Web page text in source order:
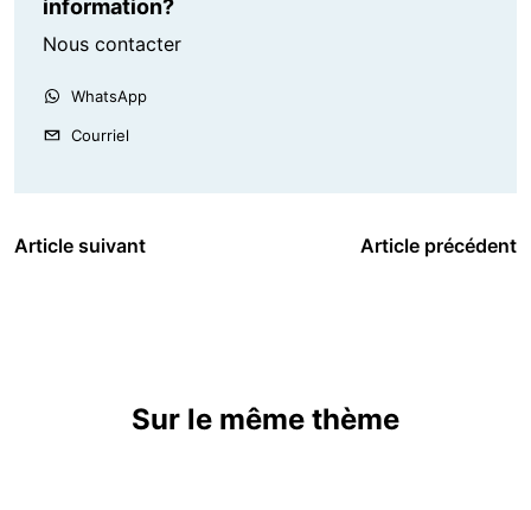
information?
Nous contacter
WhatsApp
Courriel
Article suivant Article précédent
Sur le même thème